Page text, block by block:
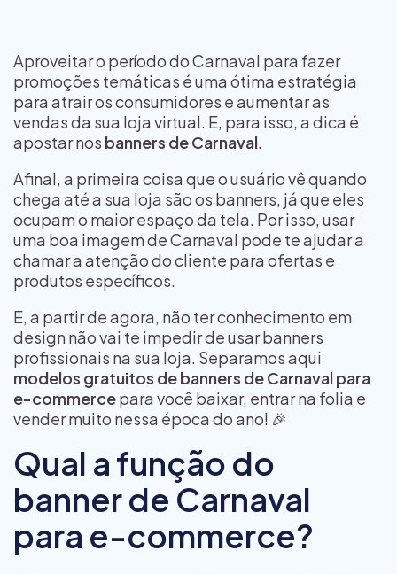
Aproveitar o período do Carnaval para fazer
promoções temáticas é uma ótima estratégia
para atrair os consumidores e aumentar as
vendas da sua loja virtual. E, para isso, a dica é
apostar nos banners de Carnaval.
Afinal, a primeira coisa que o usuário vê quando
chega até a sua loja são os banners, já que eles
ocupam o maior espaço da tela. Por isso, usar
uma boa imagem de Carnaval pode te ajudar a
chamar a atenção do cliente para ofertas e
produtos específicos.
E, a partir de agora, não ter conhecimento em
design não vai te impedir de usar banners
profissionais na sua loja. Separamos aqui
modelos gratuitos de banners de Carnaval para
e-commercepara você baixar, entrar na folia e
vender muito nessa época do ano! 🎉
Qual a função do
banner de Carnaval
para e-commerce?